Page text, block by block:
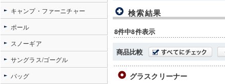
検索結果
8件中8件表示
商品比較
グラスクリーナー
キャンプ・ファーニチャー
ポール
スノーギア
サングラス/ゴーグル
バッグ